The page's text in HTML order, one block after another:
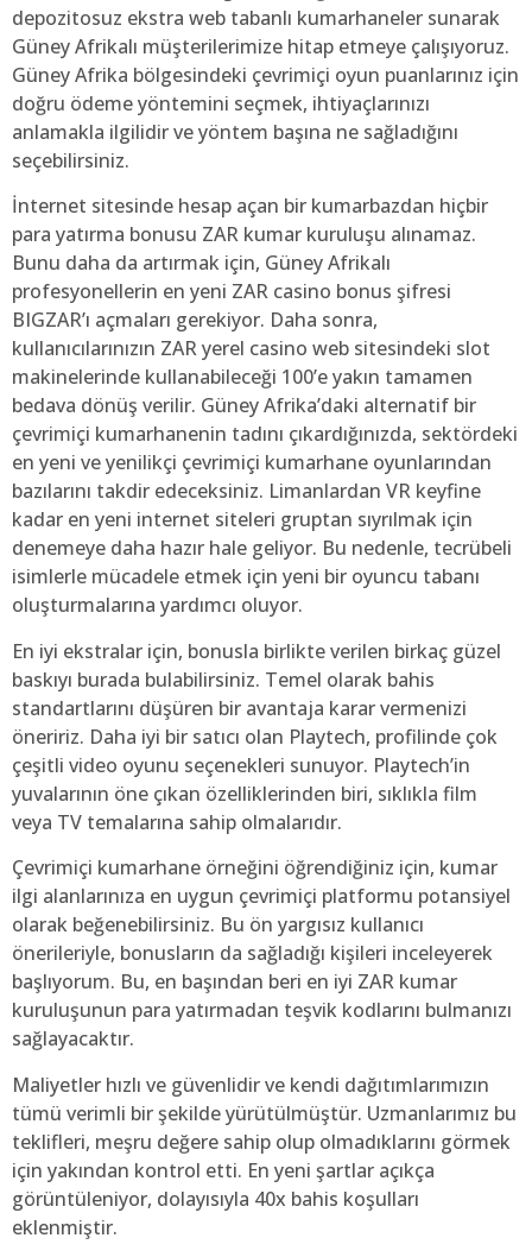
depozitosuz ekstra web tabanlı kumarhaneler sunarak
Güney Afrikalı müşterilerimize hitap etmeye çalışıyoruz.
Güney Afrika bölgesindeki çevrimiçi oyun puanlarınız için
doğru ödeme yöntemini seçmek, ihtiyaçlarınızı
anlamakla ilgilidir ve yöntem başına ne sağladığını
seçebilirsiniz.
İnternet sitesinde hesap açan bir kumarbazdan hiçbir
para yatırma bonusu ZAR kumar kuruluşu alınamaz.
Bunu daha da artırmak için, Güney Afrikalı
profesyonellerin en yeni ZAR casino bonus şifresi
BIGZAR’ı açmaları gerekiyor. Daha sonra,
kullanıcılarınızın ZAR yerel casino web sitesindeki slot
makinelerinde kullanabileceği 100’e yakın tamamen
bedava dönüş verilir. Güney Afrika’daki alternatif bir
çevrimiçi kumarhanenin tadını çıkardığınızda, sektördeki
en yeni ve yenilikçi çevrimiçi kumarhane oyunlarından
bazılarını takdir edeceksiniz. Limanlardan VR keyfine
kadar en yeni internet siteleri gruptan sıyrılmak için
denemeye daha hazır hale geliyor. Bu nedenle, tecrübeli
isimlerle mücadele etmek için yeni bir oyuncu tabanı
oluşturmalarına yardımcı oluyor.
En iyi ekstralar için, bonusla birlikte verilen birkaç güzel
baskıyı burada bulabilirsiniz. Temel olarak bahis
standartlarını düşüren bir avantaja karar vermenizi
öneririz. Daha iyi bir satıcı olan Playtech, profilinde çok
çeşitli video oyunu seçenekleri sunuyor. Playtech’in
yuvalarının öne çıkan özelliklerinden biri, sıklıkla film
veya TV temalarına sahip olmalarıdır.
Çevrimiçi kumarhane örneğini öğrendiğiniz için, kumar
ilgi alanlarınıza en uygun çevrimiçi platformu potansiyel
olarak beğenebilirsiniz. Bu ön yargısız kullanıcı
önerileriyle, bonusların da sağladığı kişileri inceleyerek
başlıyorum. Bu, en başından beri en iyi ZAR kumar
kuruluşunun para yatırmadan teşvik kodlarını bulmanızı
sağlayacaktır.
Maliyetler hızlı ve güvenlidir ve kendi dağıtımlarımızın
tümü verimli bir şekilde yürütülmüştür. Uzmanlarımız bu
teklifleri, meşru değere sahip olup olmadıklarını görmek
için yakından kontrol etti. En yeni şartlar açıkça
görüntüleniyor, dolayısıyla 40x bahis koşulları
eklenmiştir.